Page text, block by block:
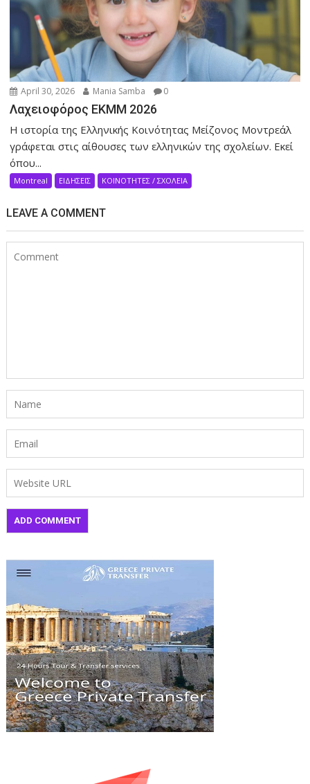
April 30, 2026 Mania Samba 0
Λαχειοφόρος ΕΚΜΜ 2026
Η ιστορία της Ελληνικής Κοινότητας Μείζονος Μοντρεάλ
γράφεται στις αίθουσες των ελληνικών της σχολείων. Eκεί
όπου...
Montreal ΕΙΔΗΣΕΙΣ ΚΟΙΝΟΤΗΤΕΣ / ΣΧΟΛΕΙΑ
LEAVE A COMMENT